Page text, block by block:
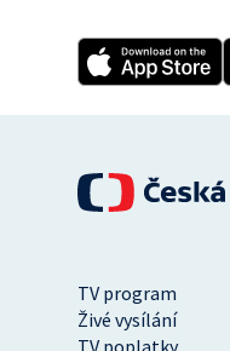
TV program
Živé vysílání